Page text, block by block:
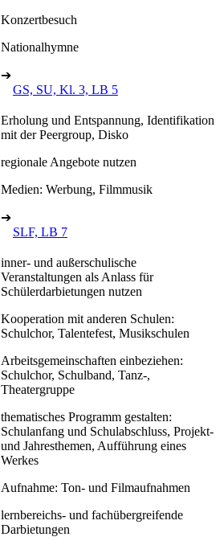
Konzertbesuch
Nationalhymne
➔
GS, SU, Kl. 3, LB 5
Erholung und Entspannung, Identifikation
mit der Peergroup, Disko
regionale Angebote nutzen
Medien: Werbung, Filmmusik
➔
SLF, LB 7
inner- und außerschulische
Veranstaltungen als Anlass für
Schülerdarbietungen nutzen
Kooperation mit anderen Schulen:
Schulchor, Talentefest, Musikschulen
Arbeitsgemeinschaften einbeziehen:
Schulchor, Schulband, Tanz-,
Theatergruppe
thematisches Programm gestalten:
Schulanfang und Schulabschluss, Projekt-
und Jahresthemen, Aufführung eines
Werkes
Aufnahme: Ton- und Filmaufnahmen
lernbereichs- und fachübergreifende
Darbietungen